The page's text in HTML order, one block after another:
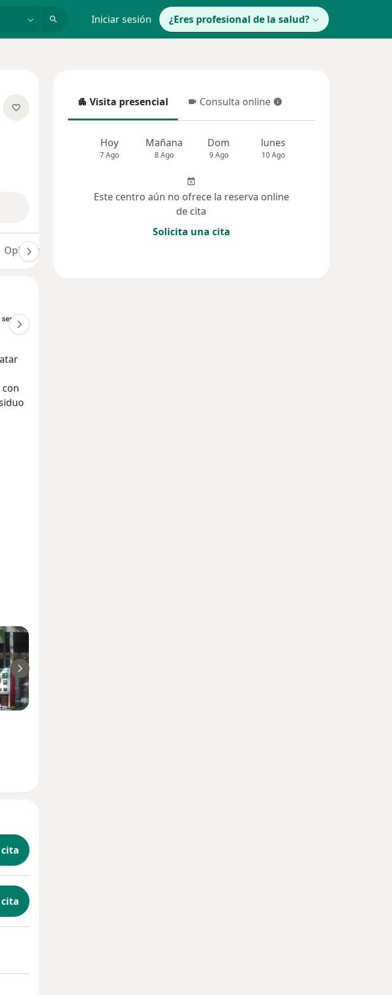
Iniciar sesión ¿Eres profesional de la salud?
Opiniones (168)
Visita presencial
Visita presencial Consulta online
Consulta online
Hoy
7 Ago
Mañana
8 Ago
Dom
9 Ago
lunes
10 Ago
Este centro aún no ofrece la reserva online
de cita
Solicita una cita